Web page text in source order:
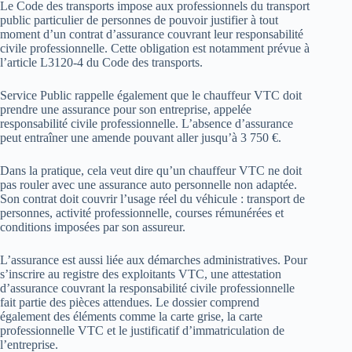
Le Code des transports impose aux professionnels du transport
public particulier de personnes de pouvoir justifier à tout
moment d’un contrat d’assurance couvrant leur responsabilité
civile professionnelle. Cette obligation est notamment prévue à
l’article L3120-4 du Code des transports.
Service Public rappelle également que le chauffeur VTC doit
prendre une assurance pour son entreprise, appelée
responsabilité civile professionnelle. L’absence d’assurance
peut entraîner une amende pouvant aller jusqu’à 3 750 €.
Dans la pratique, cela veut dire qu’un chauffeur VTC ne doit
pas rouler avec une assurance auto personnelle non adaptée.
Son contrat doit couvrir l’usage réel du véhicule : transport de
personnes, activité professionnelle, courses rémunérées et
conditions imposées par son assureur.
L’assurance est aussi liée aux démarches administratives. Pour
s’inscrire au registre des exploitants VTC, une attestation
d’assurance couvrant la responsabilité civile professionnelle
fait partie des pièces attendues. Le dossier comprend
également des éléments comme la carte grise, la carte
professionnelle VTC et le justificatif d’immatriculation de
l’entreprise.